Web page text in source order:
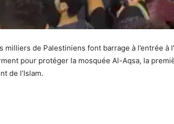
milliers de Palestiniens font barrage à l’entrée à
pour protéger la mosquée Al-Aqsa, la
de l’Islam.